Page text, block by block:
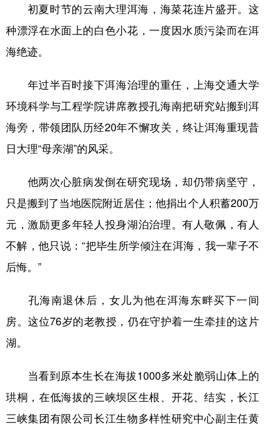
初夏时节的云南大理洱海，海菜花连片盛开。这
种漂浮在水面上的白色小花，一度因水质污染而在洱
海绝迹。
年过半百时接下洱海治理的重任，上海交通大学
环境科学与工程学院讲席教授孔海南把研究站搬到洱
海旁，带领团队历经20年不懈攻关，终让洱海重现昔
日大理“母亲湖”的风采。
他两次心脏病发倒在研究现场，却仍带病坚守，
只是搬到了当地医院附近居住；他捐出个人积蓄200万
元，激励更多年轻人投身湖泊治理。有人敬佩，有人
不解，他只说：“把毕生所学倾注在洱海，我一辈子不
后悔。”
孔海南退休后，女儿为他在洱海东畔买下一间
房。这位76岁的老教授，仍在守护着一生牵挂的这片
湖。
当看到原本生长在海拔1000多米处脆弱山体上的
珙桐，在低海拔的三峡坝区生根、开花、结实，长江
三峡集团有限公司长江生物多样性研究中心副主任黄